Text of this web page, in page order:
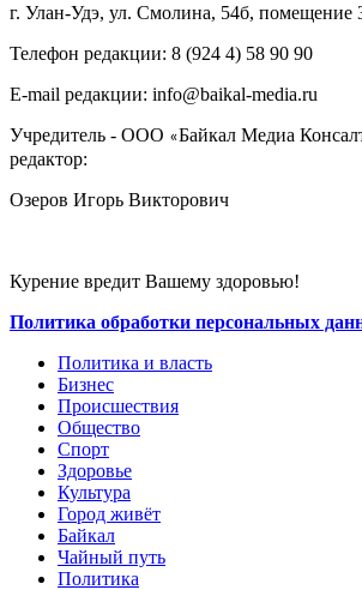
г. Улан-Удэ, ул. Смолина, 54б, помещение
Телефон редакции: ‎‎8 (924 4) 58 90 90
E-mail редакции: info@baikal-media.ru
Учредитель - ООО «Байкал Медиа
редактор:
Озеров Игорь Викторович
Курение вредит Вашему здоровью!
Политика обработки персональных
Политика и власть
Бизнес
Происшествия
Общество
Cпорт
Здоровье
Культура
Город живёт
Байкал
Чайный путь
Политика